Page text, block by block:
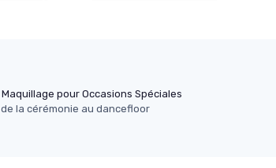
Maquillage pour Occasions Spéciales
la cérémonie au dancefloor